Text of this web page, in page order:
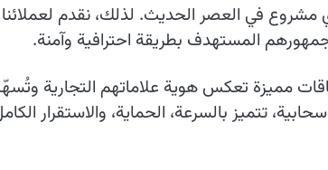
مشروع في العصر الحديث. لذلك، نقدم
المستهدف بطريقة احترافية وآمنة.
مميزة تعكس هوية علاماتهم التجارية
تتميز بالسرعة، الحماية، والاستقرار